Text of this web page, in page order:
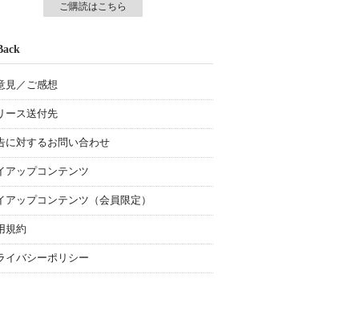
ご購読はこちら
見／ご感想
ース送付先
に対するお問い合わせ
アップコンテンツ
アップコンテンツ（会員限定）
規約
イバシーポリシー